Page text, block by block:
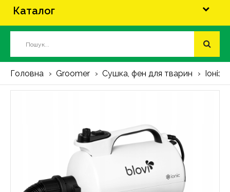
Каталог
Головна Groomer Сушка, фен для тварин